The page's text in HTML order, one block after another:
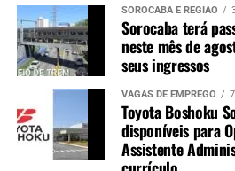
SOROCABA E REGIÃO
Sorocaba terá
neste mês de
seus ingressos
VAGAS DE EMPREGO
Toyota Boshoku
disponíveis para
Assistente